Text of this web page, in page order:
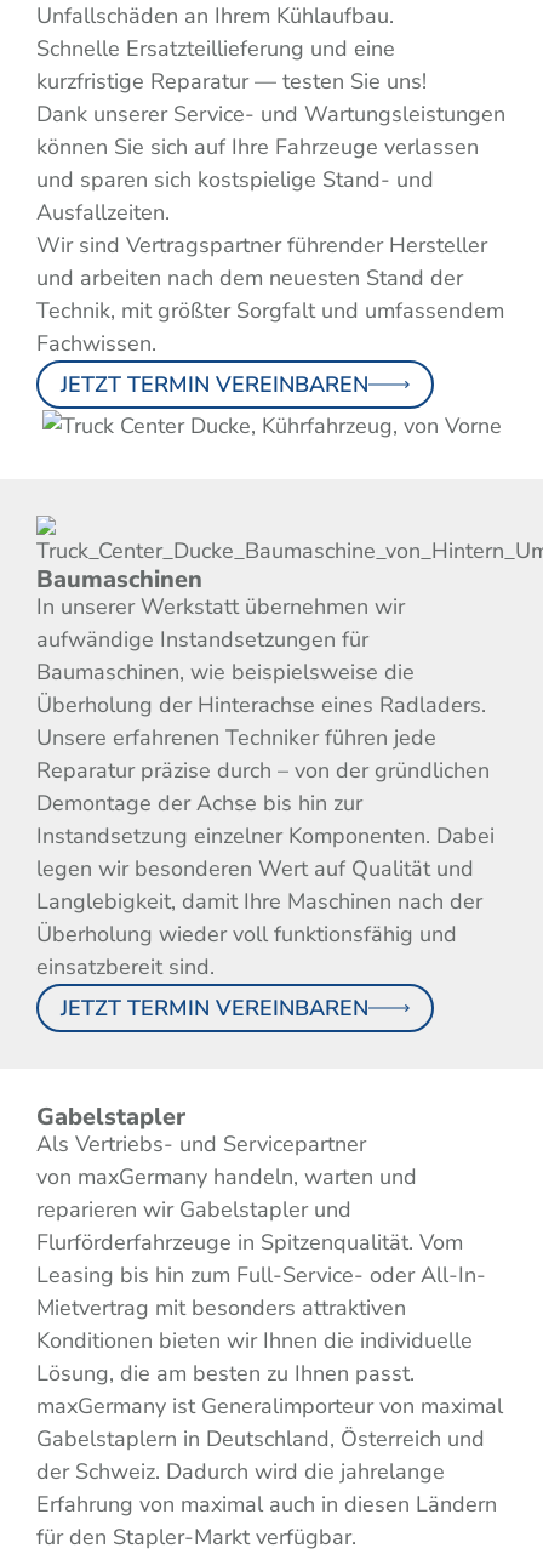
Unfallschäden an Ihrem Kühlaufbau.
Schnelle Ersatzteillieferung und eine
kurzfristige Reparatur — testen Sie uns!
Dank unserer Service- und Wartungsleistungen
können Sie sich auf Ihre Fahrzeuge verlassen
und sparen sich kostspielige Stand- und
Ausfallzeiten.
Wir sind Vertragspartner führender Hersteller
und arbeiten nach dem neuesten Stand der
Technik, mit größter Sorgfalt und umfassendem
Fachwissen.
JETZT TERMIN VEREINBAREN
Baumaschinen
In unserer Werkstatt übernehmen wir
aufwändige Instandsetzungen für
Baumaschinen, wie beispielsweise die
Überholung der Hinterachse eines Radladers.
Unsere erfahrenen Techniker führen jede
Reparatur präzise durch – von der gründlichen
Demontage der Achse bis hin zur
Instandsetzung einzelner Komponenten. Dabei
legen wir besonderen Wert auf Qualität und
Langlebigkeit, damit Ihre Maschinen nach der
Überholung wieder voll funktionsfähig und
einsatzbereit sind.
JETZT TERMIN VEREINBAREN
Gabelstapler
Als Vertriebs- und Servicepartner
von maxGermany handeln, warten und
reparieren wir Gabelstapler und
Flurförderfahrzeuge in Spitzenqualität. Vom
Leasing bis hin zum Full-Service- oder All-In-
Mietvertrag mit besonders attraktiven
Konditionen bieten wir Ihnen die individuelle
Lösung, die am besten zu Ihnen passt.
maxGermany ist Generalimporteur von maximal
Gabelstaplern in Deutschland, Österreich und
der Schweiz. Dadurch wird die jahrelange
Erfahrung von maximal auch in diesen Ländern
für den Stapler-Markt verfügbar.